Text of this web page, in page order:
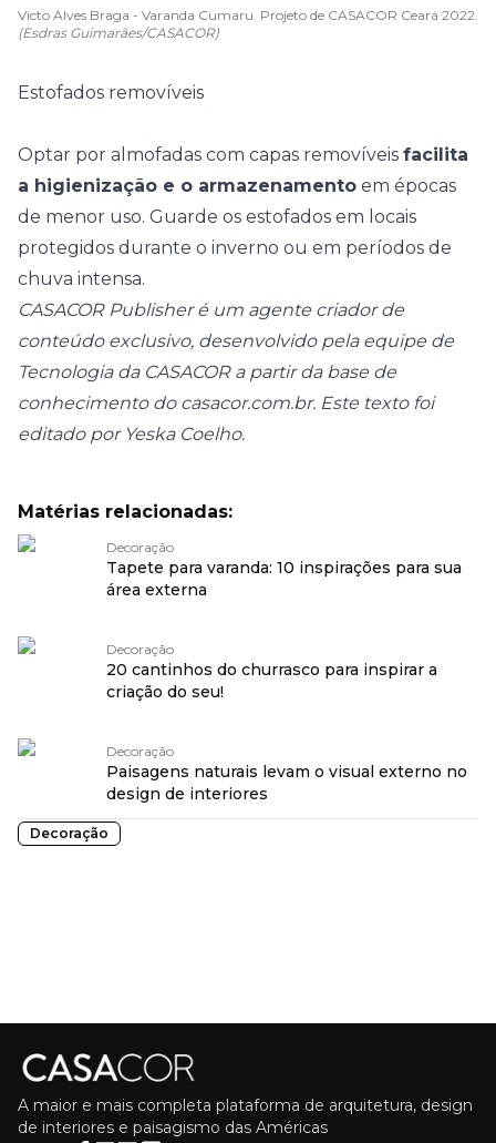
Victo Alves Braga - Varanda Cumaru. Projeto de CASACOR Ceará 2022.
(Esdras Guimarães/CASACOR)
Estofados removíveis
Optar por almofadas com capas removíveis facilita
a higienização e o armazenamento em épocas
de menor uso. Guarde os estofados em locais
protegidos durante o inverno ou em períodos de
chuva intensa.
CASACOR Publisher é um agente criador de
conteúdo exclusivo, desenvolvido pela equipe de
Tecnologia da CASACOR a partir da base de
conhecimento do casacor.com.br. Este texto foi
editado por Yeska Coelho.
Matérias relacionadas:
Decoração
Tapete para varanda: 10 inspirações para sua
área externa
Decoração
20 cantinhos do churrasco para inspirar a
criação do seu!
Decoração
Paisagens naturais levam o visual externo no
design de interiores
Decoração
A maior e mais completa plataforma de arquitetura, design
de interiores e paisagismo das Américas